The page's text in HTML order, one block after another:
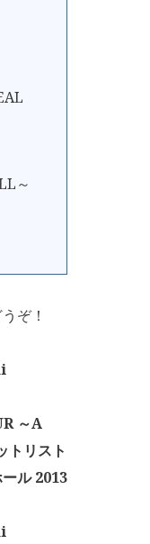
～
ぞ！
～A
トリスト
ル 2013